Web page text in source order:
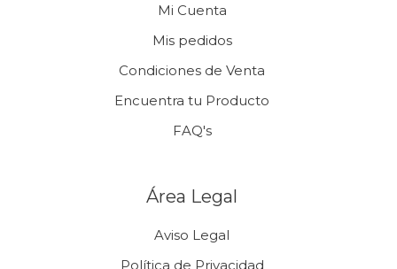
Mi Cuenta
Mis pedidos
Condiciones de Venta
Encuentra tu Producto
FAQ's
Área Legal
Aviso Legal
Política de Privacidad